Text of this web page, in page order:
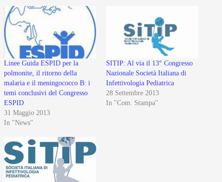
Linee Guida ESPID per la
polmonite, il ritorno della
malaria e il meningococco B: i
temi conclusivi del Congresso
ESPID
31 Maggio 2013
In "News"
SITIP: Al via il 13° Congresso
Nazionale Società Italiana di
Infettivologia Pediatrica
28 Settembre 2013
In "Com. Stampa"